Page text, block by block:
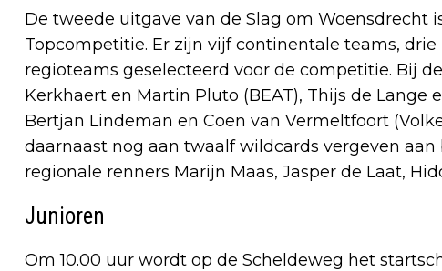
De tweede uitgave van de Slag om Woensdrecht
Topcompetitie. Er zijn vijf continentale teams,
regioteams geselecteerd voor de competitie. Bij
Kerkhaert en Martin Pluto (BEAT), Thijs de Lange
Bertjan Lindeman en Coen van Vermeltfoort
daarnaast nog aan twaalf wildcards vergeven
regionale renners Marijn Maas, Jasper de Laat,
Junioren
Om 10.00 uur wordt op de Scheldeweg het